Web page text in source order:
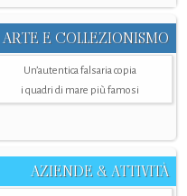
ARTE E COLLEZIONISMO
Un’autentica falsaria copia
i quadri di mare più famosi
AZIENDE & ATTIVITÀ